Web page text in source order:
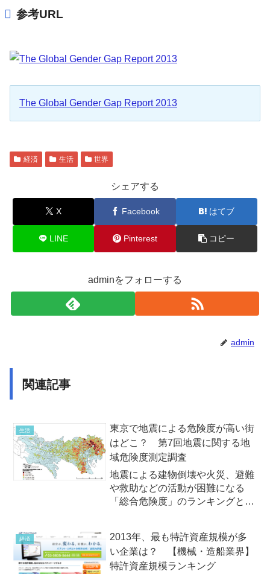
参考URL
The Global Gender Gap Report 2013
経済 生活 世界
シェアする
X Facebook はてブ
LINE Pinterest コピー
adminをフォローする
admin
関連記事
生活
東京で地震による危険度が高い街
はどこ？ 第7回地震に関する地
域危険度測定調査
地震による建物倒壊や火災、避難
や救助などの活動が困難になる
「総合危険度」のランキングと地
した調査「第7回地震に関する地
域危険度測定調査」を公表しまし
た。これは、地震による建物倒壊
経済
2013年、最も特許資産規模が多
い企業は？ 【機械・造船業界】
特許資産規模ランキング